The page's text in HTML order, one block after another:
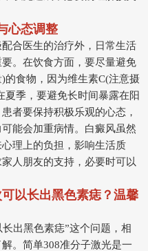
心态调整
合医生的治疗外，日常生活
。在饮食方面，要尽量避免
的食物，因为维生素C(注意摄
夏季，要避免长时间暴露在阳
者要保持积极乐观的心态，
能会加重病情。白癜风虽然
理上的负担，影响生活质
人朋友的支持，必要时可以
以长出黑色素痣？温馨
出黑色素痣”这个问题，相
。简单308准分子激光是一